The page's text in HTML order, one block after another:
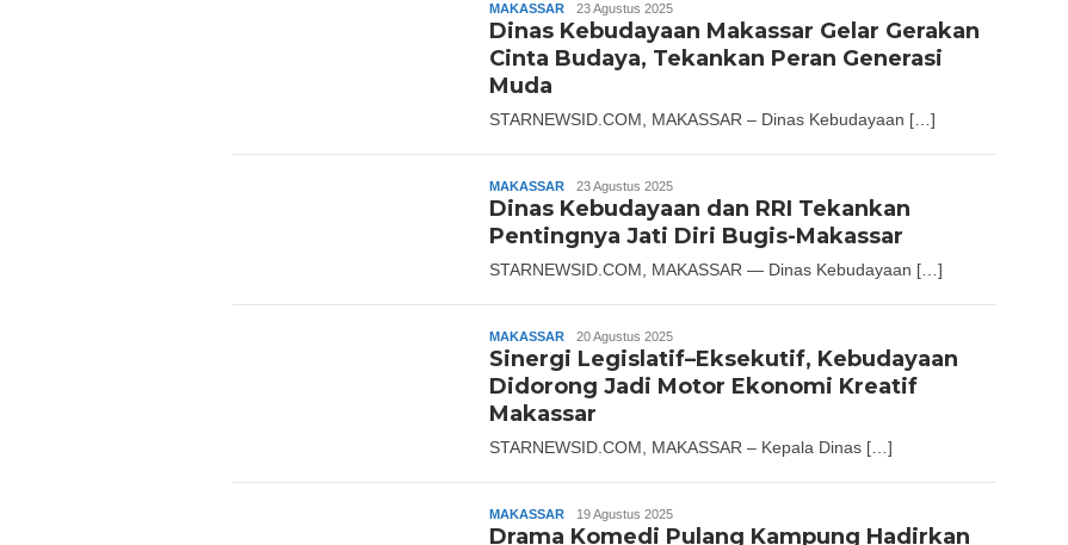
MAKASSAR Andika
23 Agustus 2025
Dinas Kebudayaan Makassar Gelar Gerakan
Cinta Budaya, Tekankan Peran Generasi
Muda
STARNEWSID.COM, MAKASSAR – Dinas Kebudayaan […]
MAKASSAR Andika
23 Agustus 2025
Dinas Kebudayaan dan RRI Tekankan
Pentingnya Jati Diri Bugis-Makassar
STARNEWSID.COM, MAKASSAR — Dinas Kebudayaan […]
MAKASSAR Andika
20 Agustus 2025
Sinergi Legislatif–Eksekutif, Kebudayaan
Didorong Jadi Motor Ekonomi Kreatif
Makassar
STARNEWSID.COM, MAKASSAR – Kepala Dinas […]
MAKASSAR Andika
19 Agustus 2025
Drama Komedi Pulang Kampung Hadirkan